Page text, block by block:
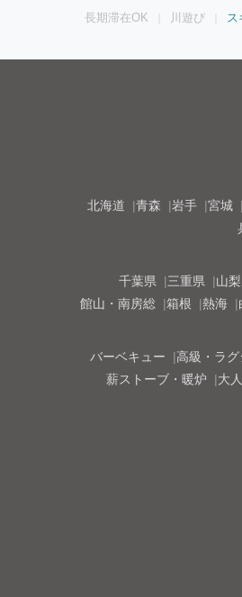
長期滞在OK
川遊び ス
北海道 青森 岩手 宮城
千葉県 三重県 山
館山・南房総
箱根 熱海
バーベキュー 高級・ラ
薪ストーブ・暖炉
大